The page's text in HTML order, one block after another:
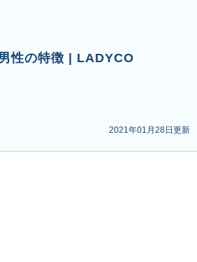
性の特徴 | LADYCO
2021年01月28日更新